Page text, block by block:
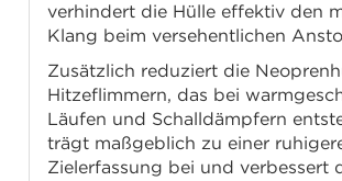
verhindert die Hülle effektiv den
Klang beim versehentlichen
Zusätzlich reduziert die
Hitzeflimmern, das bei
Läufen und Schalldämpfern
trägt maßgeblich zu einer
Zielerfassung bei und verbessert